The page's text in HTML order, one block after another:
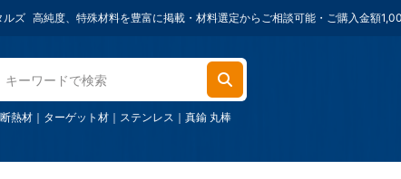
度、特殊材料を豊富に掲載・材料選定からご相談可能・ご購入金額1,000円ご
断熱材 ｜ ターゲット材 ｜ ステンレス ｜ 真鍮 丸棒